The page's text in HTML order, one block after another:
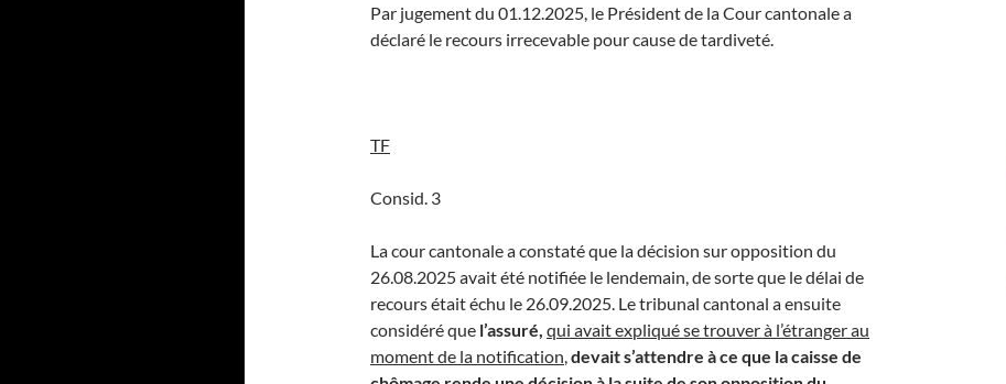
Par jugement du 01.12.2025, le Président de la Cour cantonale a
déclaré le recours irrecevable pour cause de tardiveté.
TF
Consid. 3
La cour cantonale a constaté que la décision sur opposition du
26.08.2025 avait été notifiée le lendemain, de sorte que le délai de
recours était échu le 26.09.2025. Le tribunal cantonal a ensuite
considéré que l’assuré, qui avait expliqué se trouver à l’étranger au
moment de la notification devait s’attendre à ce que la caisse de